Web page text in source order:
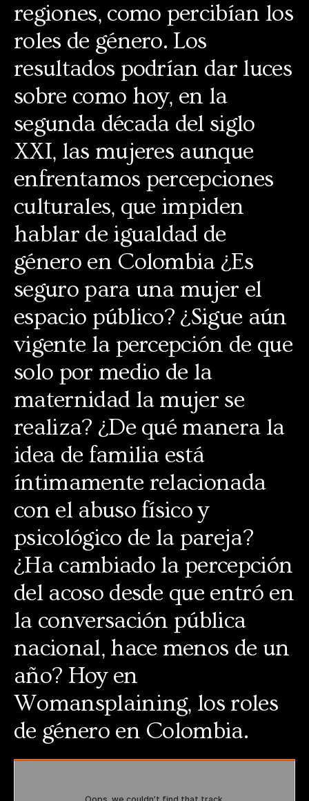
regiones, como percibían los
roles de género. Los
resultados podrían dar luces
sobre como hoy, en la
segunda década del siglo
XXI, las mujeres aunque
enfrentamos percepciones
culturales, que impiden
hablar de igualdad de
género en Colombia ¿Es
seguro para una mujer el
espacio público? ¿Sigue aún
vigente la percepción de que
solo por medio de la
maternidad la mujer se
realiza? ¿De qué manera la
idea de familia está
íntimamente relacionada
con el abuso físico y
psicológico de la pareja?
¿Ha cambiado la percepción
del acoso desde que entró en
la conversación pública
nacional, hace menos de un
año? Hoy en
Womansplaining, los roles
de género en Colombia.